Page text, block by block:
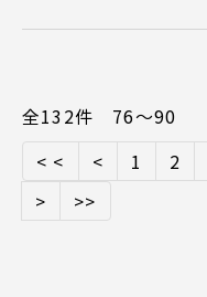
全132件 76〜90
< <
< 1 2
>
>>